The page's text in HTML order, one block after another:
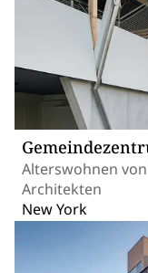
Alterswohnen
Architekten
New York